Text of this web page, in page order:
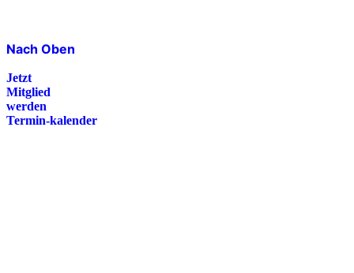
Nach Oben
Jetzt
Mitglied
werden
Termin-kalender